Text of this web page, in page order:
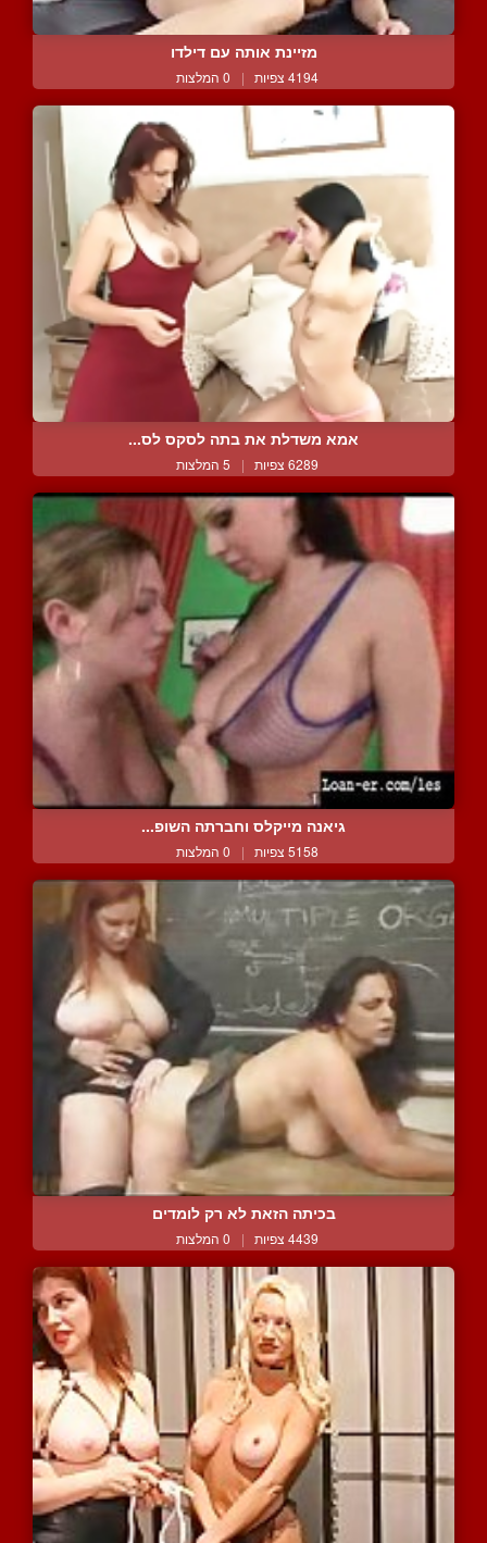
מזיינת אותה עם דילדו
4194 צפיות | 0 המלצות
אמא משדלת את בתה לסקס לס...
6289 צפיות | 5 המלצות
גיאנה מייקלס וחברתה השופ...
5158 צפיות | 0 המלצות
בכיתה הזאת לא רק לומדים
4439 צפיות | 0 המלצות